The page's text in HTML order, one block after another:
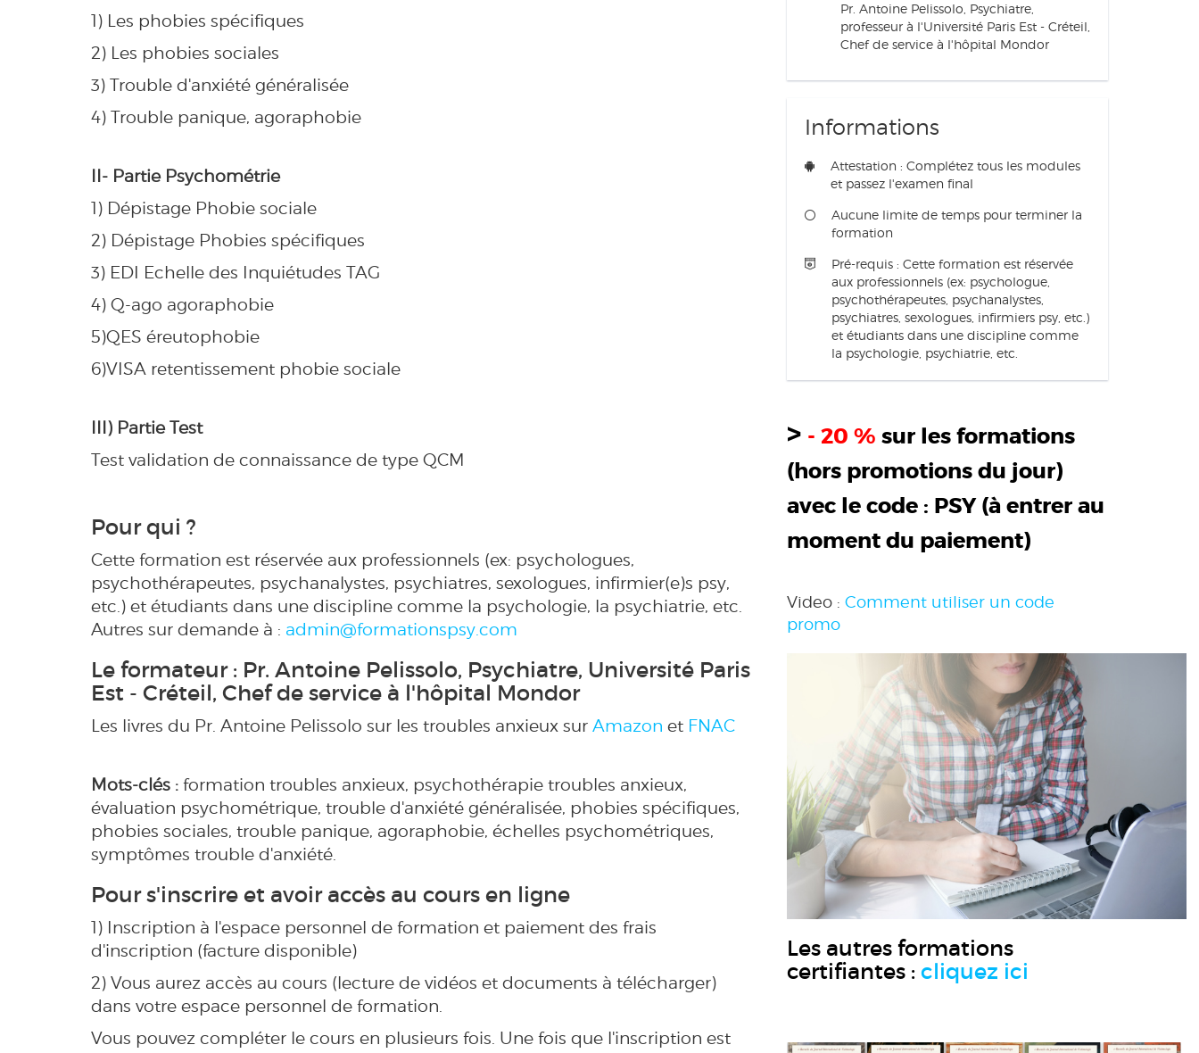
1) Les phobies spécifiques
2) Les phobies sociales
3) Trouble d'anxiété généralisée
4) Trouble panique, agoraphobie
II- Partie Psychométrie
1) Dépistage Phobie sociale
2) Dépistage Phobies spécifiques
3) EDI Echelle des Inquiétudes TAG
4) Q-ago agoraphobie
5)QES éreutophobie
6)VISA retentissement phobie sociale
III) Partie Test
Test validation de connaissance de type QCM
Pour qui ?
Cette formation est réservée aux professionnels (ex: psychologues,
psychothérapeutes, psychanalystes, psychiatres, sexologues, infirmier(e)s psy,
etc.) et étudiants dans une discipline comme la psychologie, la psychiatrie, etc.
Autres sur demande à : admin@formationspsy.com
Le formateur : Pr. Antoine Pelissolo, Psychiatre, Université Paris
Est - Créteil, Chef de service à l'hôpital Mondor
Les livres du Pr. Antoine Pelissolo sur les troubles anxieux sur Amazon et FNAC
Mots-clés : formation troubles anxieux, psychothérapie troubles anxieux,
évaluation psychométrique, trouble d'anxiété généralisée, phobies spécifiques,
phobies sociales, trouble panique, agoraphobie, échelles psychométriques,
symptômes trouble d'anxiété.
Pour s'inscrire et avoir accès au cours en ligne
1) Inscription à l'espace personnel de formation et paiement des frais
d'inscription (facture disponible)
2) Vous aurez accès au cours (lecture de vidéos et documents à télécharger)
dans votre espace personnel de formation.
Vous pouvez compléter le cours en plusieurs fois. Une fois que l'inscription est
Pr. Antoine Pelissolo, Psychiatre,
professeur à l'Université Paris Est - Créteil,
Chef de service à l'hôpital Mondor
Informations
Attestation : Complétez tous les modules
et passez l'examen final
Aucune limite de temps pour terminer la
formation
Pré-requis : Cette formation est réservée
aux professionnels (ex: psychologue,
psychothérapeutes, psychanalystes,
psychiatres, sexologues, infirmiers psy, etc.)
et étudiants dans une discipline comme
la psychologie, psychiatrie, etc.
> - 20 % sur les formations
(hors promotions du jour)
avec le code : PSY(à entrer au
moment du paiement)
Video : Comment utiliser un code
promo
Les autres formations
certifiantes : cliquez ici